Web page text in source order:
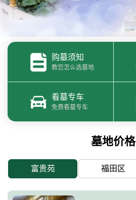
购墓须知
教您怎么选墓地
看墓专车
免费看墓专车
墓地价格
富贵苑 福田区